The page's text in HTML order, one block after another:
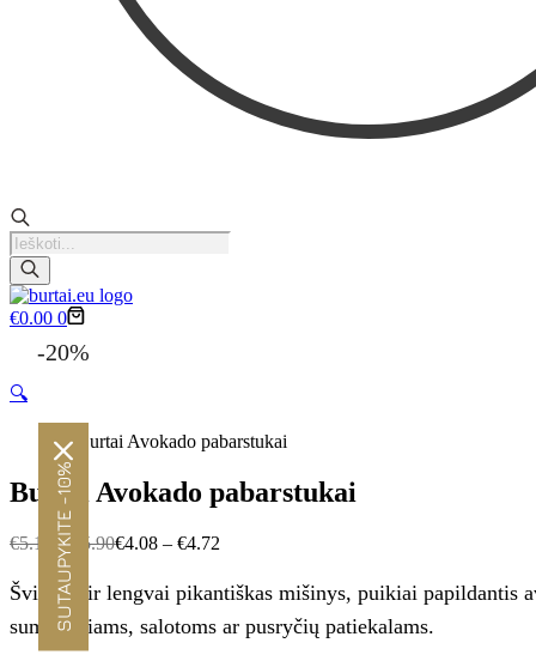
Products
search
Krepšelis
€0.00 0
-20%
🔍
Burtai Avokado pabarstukai
€5.10 – 5.90€4.08 – €4.72
Šviežias ir lengvai pikantiškas mišinys, puikiai papildantis
sumuštiniams, salotoms ar pusryčių patiekalams.
SUTAUPYKITE -10%